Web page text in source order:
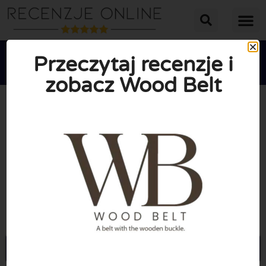
 
ŚREDNIA OCENA: 10/10
(0 Recenzje)
Przeczytaj recenzje i
zobacz Wood Belt